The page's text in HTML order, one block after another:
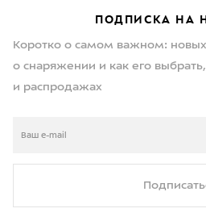
ПОДПИСКА НА
Коротко о самом важном:
о снаряжении и как его
и распродажах